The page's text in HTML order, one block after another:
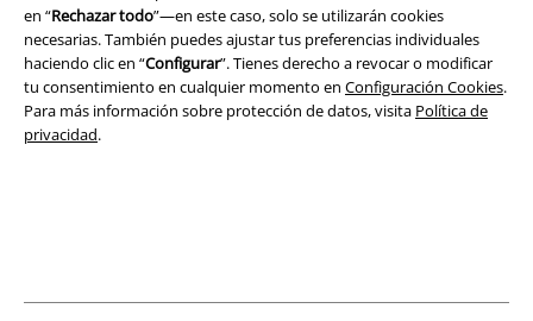
en “Rechazar todo”—en este caso, solo se utilizarán cookies
necesarias. También puedes ajustar tus preferencias individuales
haciendo clic en “Configurar”. Tienes derecho a revocar o modificar
tu consentimiento en cualquier momento en Configuración Cookies.
Para más información sobre protección de datos, visita Política de
privacidad.
Eliminación de residuos y protección del medioambiente
Declaración de Conformidad
Información sobre accesibilidad